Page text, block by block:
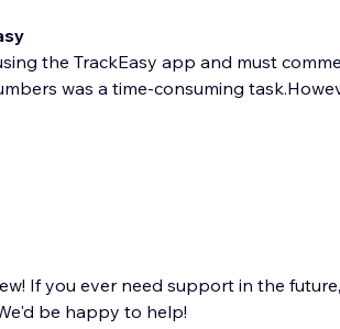
the TrackEasy app and must
was a time-consuming
If you ever need support in the
be happy to help!